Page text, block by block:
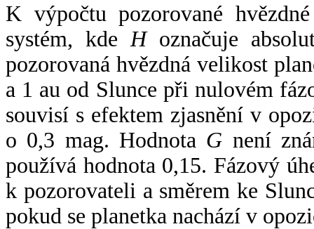
K výpočtu pozorované
systém, kde Hoznačuje
pozorovaná hvězdná velikost
a 1 au od Slunce při nulovém
souvisí s efektem zjasnění v
o 0,3 mag. Hodnota G není
používá hodnota 0,15. Fázový
k pozorovateli a směrem ke
pokud se planetka nachází v